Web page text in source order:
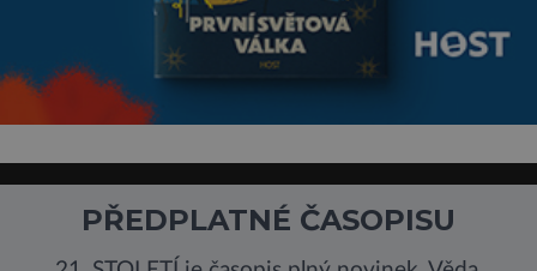
PŘEDPLATNÉ ČASOPISU